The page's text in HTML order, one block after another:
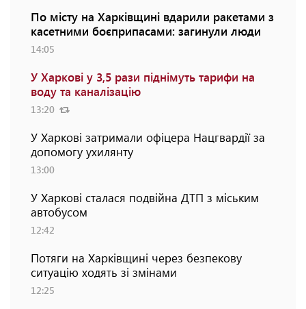
По місту на Харківщині вдарили ракетами з
касетними боєприпасами: загинули люди
14:05
У Харкові у 3,5 рази піднімуть тарифи на
воду та каналізацію
13:20
У Харкові затримали офіцера Нацгвардії за
допомогу ухилянту
13:00
У Харкові сталася подвійна ДТП з міським
автобусом
12:42
Потяги на Харківщині через безпекову
ситуацію ходять зі змінами
12:25